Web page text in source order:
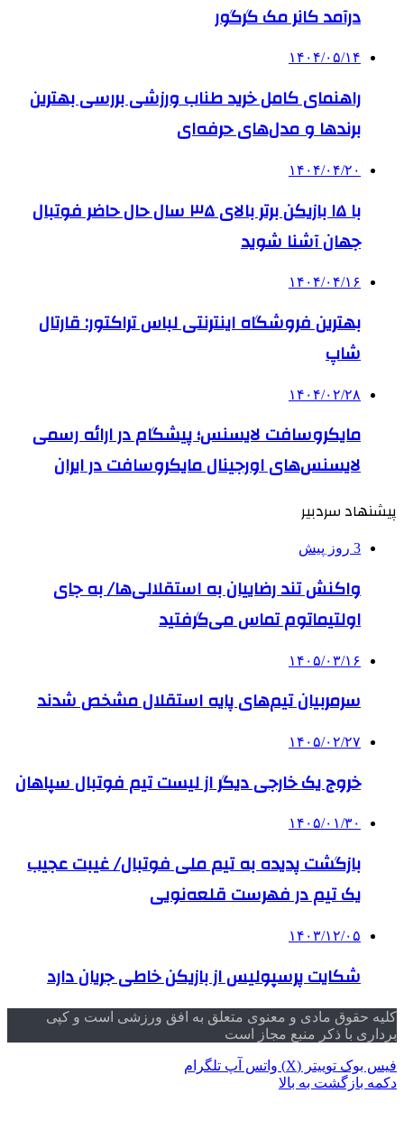
درآمد کانر مک گرگور
۱۴۰۴/۰۵/۱۴
راهنمای کامل خرید طناب ورزشی بررسی بهترین
برندها و مدل‌های حرفه‌ای
۱۴۰۴/۰۴/۲۰
با ۱۵ بازیکن برتر بالای ۳۵ سال حال حاضر فوتبال
جهان آشنا شوید
۱۴۰۴/۰۴/۱۶
بهترین فروشگاه اینترنتی لباس تراکتور: قارتال
شاپ
۱۴۰۴/۰۲/۲۸
مایکروسافت لایسنس؛ پیشگام در ارائه رسمی
لایسنس‌های اورجینال مایکروسافت در ایران
پیشنهاد سردبیر
3 روز پیش
واکنش تند رضاییان به استقلالی‌ها/ به جای
اولتیماتوم تماس می‌گرفتید
۱۴۰۵/۰۳/۱۶
سرمربیان تیم‌های پایه استقلال مشخص شدند
۱۴۰۵/۰۲/۲۷
خروج یک خارجی دیگر از لیست تیم فوتبال سپاهان
۱۴۰۵/۰۱/۳۰
بازگشت پدیده به تیم ملی فوتبال/ غیبت عجیب
یک تیم در فهرست قلعه‌نویی
۱۴۰۳/۱۲/۰۵
شکایت پرسپولیس از بازیکن خاطی جریان دارد
کلیه حقوق مادی و معنوی متعلق به افق ورزشی است و کپی
برداری با ذکر منبع مجاز است
فیس بوک توییتر (X) واتس آپ تلگرام
دکمه بازگشت به بالا